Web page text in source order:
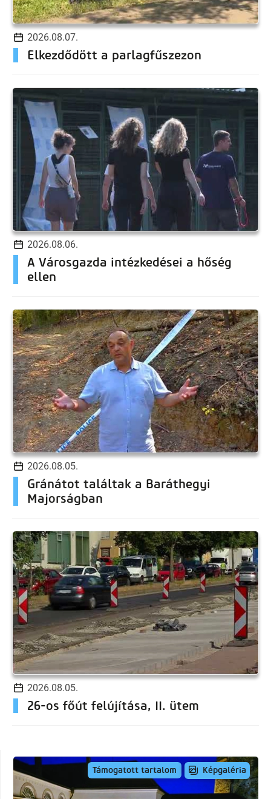
2026.08.07.
Elkezdődött a parlagfűszezon
2026.08.06.
A Városgazda intézkedései a hőség
ellen
2026.08.05.
Gránátot találtak a Baráthegyi
Majorságban
2026.08.05.
26-os főút felújítása, II. ütem
Támogatott tartalom Képgaléria